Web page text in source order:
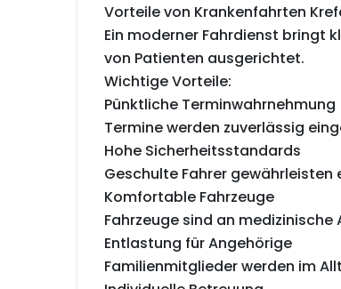
Vorteile von Krankenfahrten
Ein moderner Fahrdienst bringt
von Patienten ausgerichtet.
Wichtige Vorteile:
Pünktliche Terminwahrnehmung
Termine werden zuverlässig
Hohe Sicherheitsstandards
Geschulte Fahrer gewährleisten
Komfortable Fahrzeuge
Fahrzeuge sind an
Entlastung für Angehörige
Familienmitglieder werden im